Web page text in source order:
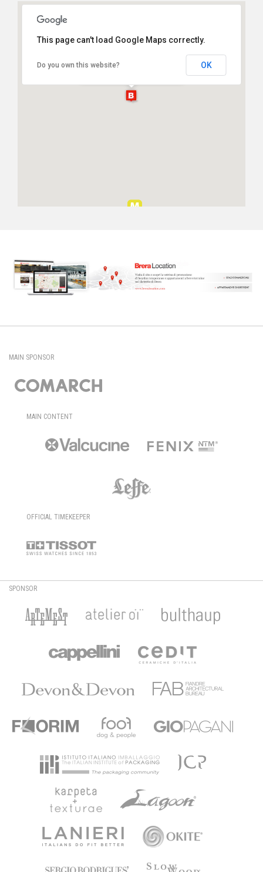
Showroom Zimmer+Rohde
This page can't load Google Maps correctly.
Do you own this website? OK
MAIN SPONSOR
MAIN CONTENT
OFFICIAL TIMEKEEPER
SPONSOR